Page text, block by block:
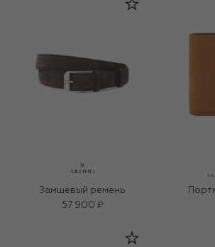
Замшевый ремень
57 900 ₽